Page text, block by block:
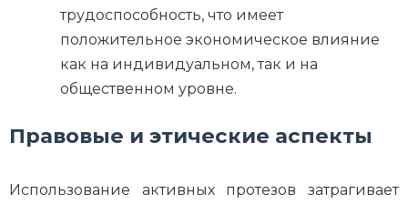
трудоспособность, что имеет
положительное экономическое влияние
как на индивидуальном, так и на
общественном уровне.
Правовые и этические аспекты
Использование активных протезов затрагивает